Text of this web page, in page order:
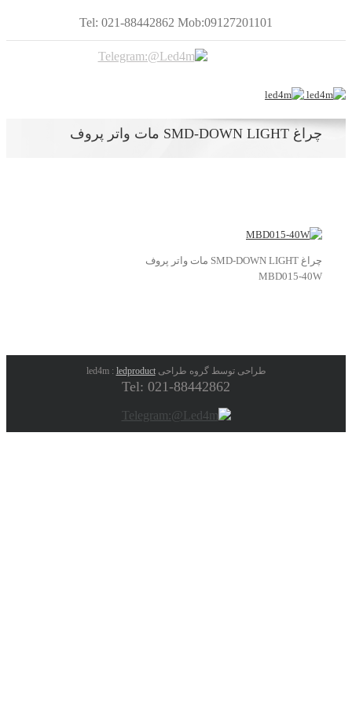
Tel: 021-88442862 Mob:09127201101
چراغ SMD-DOWN LIGHT مات واتر پروف
چراغ SMD-DOWN LIGHT مات واتر پروف
MBD015-40W
طراحی توسط گروه طراحی led4m :ledproduct
Tel: 021-88442862